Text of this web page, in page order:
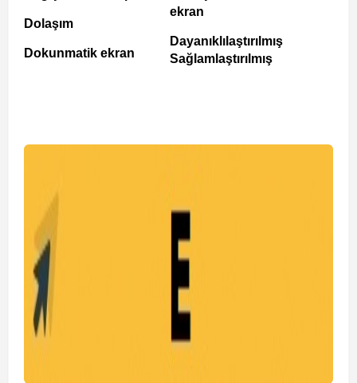
Dolaşım
Dokunmatik ekran
ekran
Dayanıklılaştırılmış
Sağlamlaştırılmış